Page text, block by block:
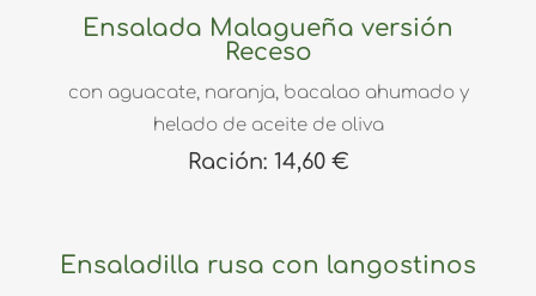
Ensalada Malagueña versión
Receso
con aguacate, naranja, bacalao ahumado y
helado de aceite de oliva
Ración: 14,60 €
Ensaladilla rusa con langostinos